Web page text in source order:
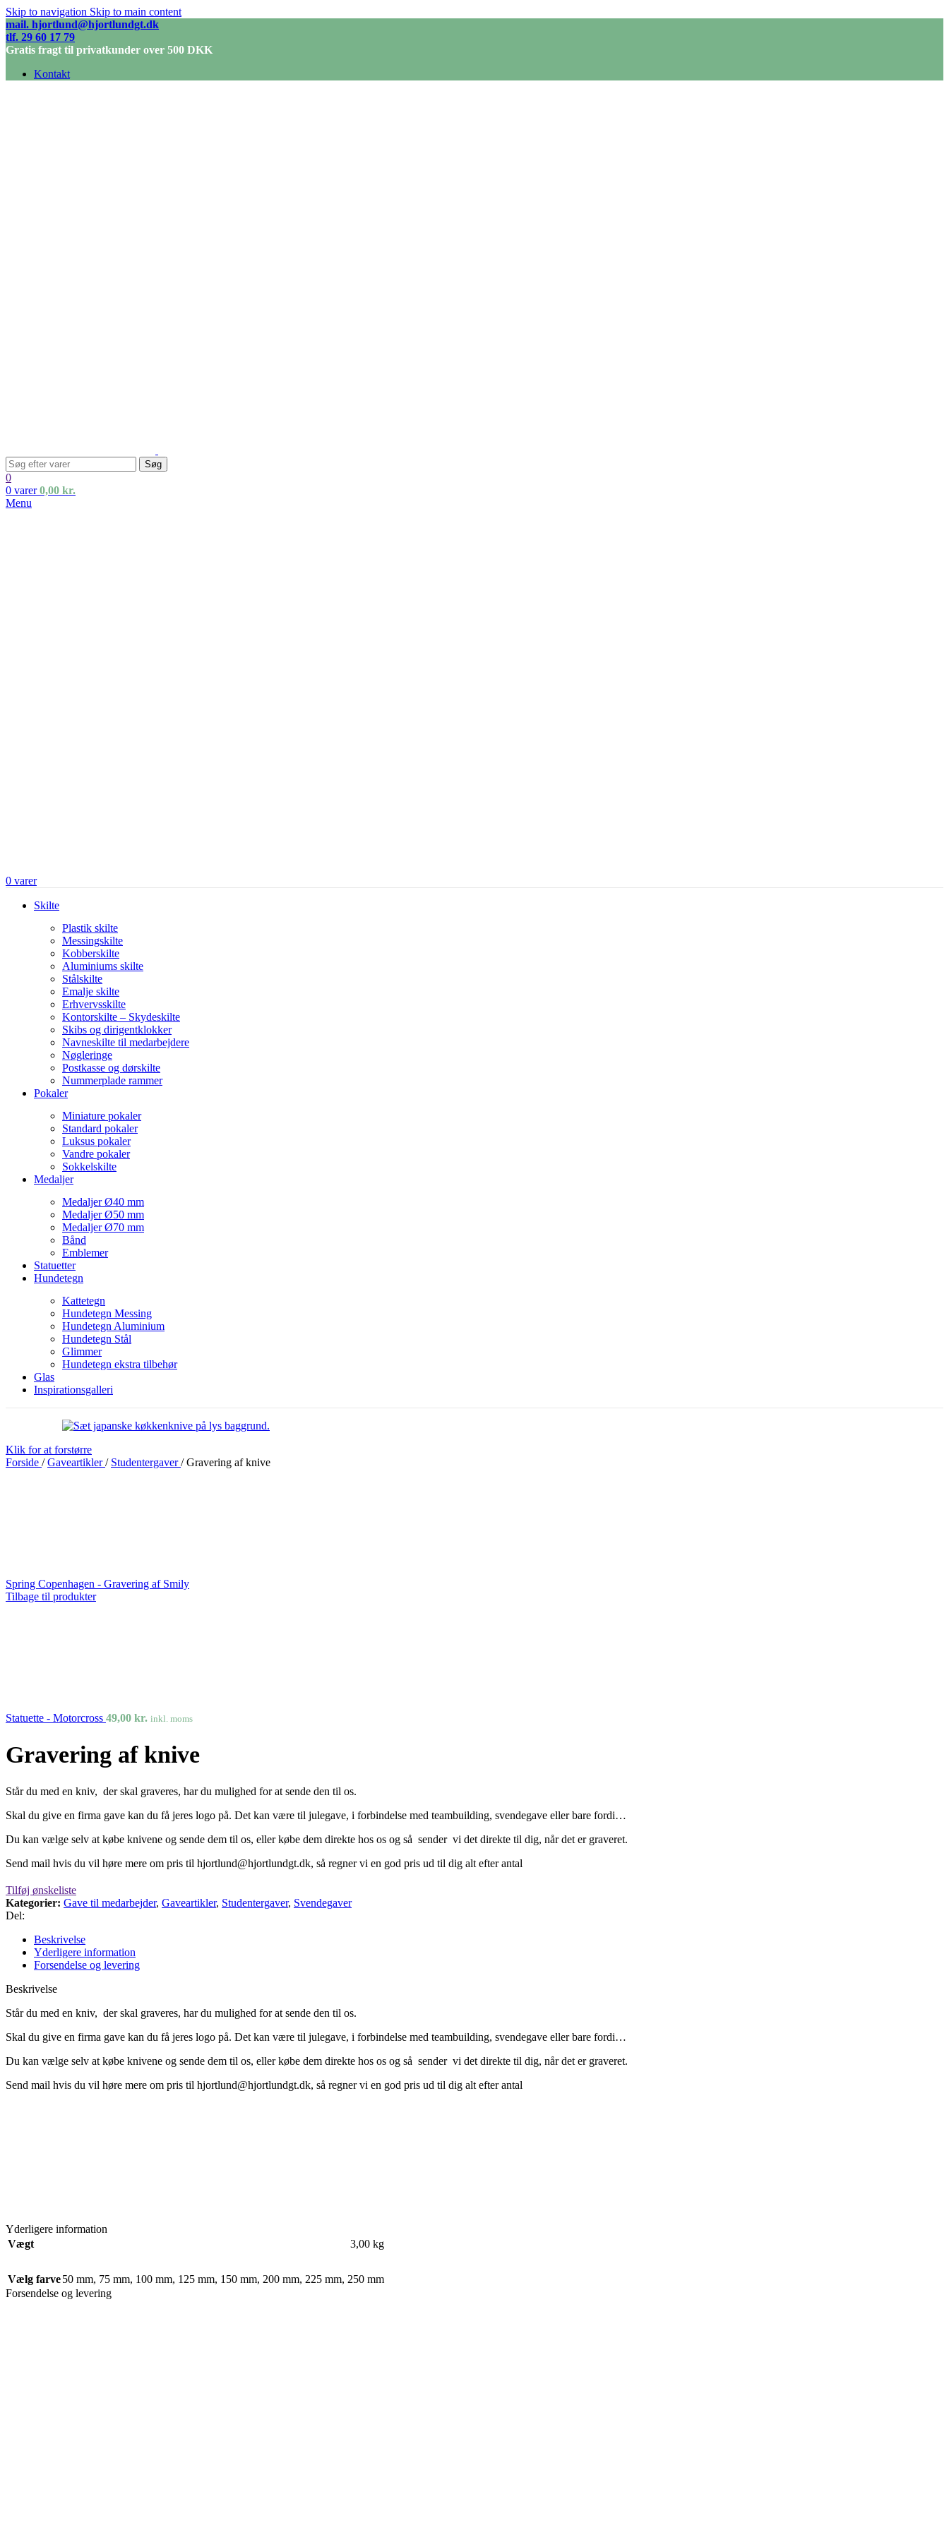
Skip to navigation Skip to main content
mail. hjortlund@hjortlundgt.dk
tlf. 29 60 17 79
Gratis fragt til privatkunder over 500 DKK
Kontakt
Søg
0
0 varer 0,00 kr.
Menu
0 varer
Skilte
Plastik skilte
Messingskilte
Kobberskilte
Aluminiums skilte
Stålskilte
Emalje skilte
Erhvervsskilte
Kontorskilte – Skydeskilte
Skibs og dirigentklokker
Navneskilte til medarbejdere
Nøgleringe
Postkasse og dørskilte
Nummerplade rammer
Pokaler
Miniature pokaler
Standard pokaler
Luksus pokaler
Vandre pokaler
Sokkelskilte
Medaljer
Medaljer Ø40 mm
Medaljer Ø50 mm
Medaljer Ø70 mm
Bånd
Emblemer
Statuetter
Hundetegn
Kattetegn
Hundetegn Messing
Hundetegn Aluminium
Hundetegn Stål
Glimmer
Hundetegn ekstra tilbehør
Glas
Inspirationsgalleri
Klik for at forstørre
Forside / Gaveartikler/ Studentergaver/ Gravering af knive
Spring Copenhagen - Gravering af Smily
Tilbage til produkter
Statuette - Motorcross 49,00 kr. inkl. moms
Gravering af knive
Står du med en kniv, der skal graveres, har du mulighed for at sende den til os.
Skal du give en firma gave kan du få jeres logo på. Det kan være til julegave, i forbindelse med teambuilding, svendegave eller bare fordi…
Du kan vælge selv at købe knivene og sende dem til os, eller købe dem direkte hos os og så sender vi det direkte til dig, når det er graveret.
Send mail hvis du vil høre mere om pris til hjortlund@hjortlundgt.dk, så regner vi en god pris ud til dig alt efter antal
Tilføj ønskeliste
Kategorier: Gave til medarbejder, Gaveartikler, Studentergaver, Svendegaver
Del:
Beskrivelse
Yderligere information
Forsendelse og levering
Beskrivelse
Står du med en kniv, der skal graveres, har du mulighed for at sende den til os.
Skal du give en firma gave kan du få jeres logo på. Det kan være til julegave, i forbindelse med teambuilding, svendegave eller bare fordi…
Du kan vælge selv at købe knivene og sende dem til os, eller købe dem direkte hos os og så sender vi det direkte til dig, når det er graveret.
Send mail hvis du vil høre mere om pris til hjortlund@hjortlundgt.dk, så regner vi en god pris ud til dig alt efter antal
Yderligere information
Vægt
3,00 kg
Vælg farve50 mm, 75 mm, 100 mm, 125 mm, 150 mm, 200 mm, 225 mm, 250 mm
Forsendelse og levering